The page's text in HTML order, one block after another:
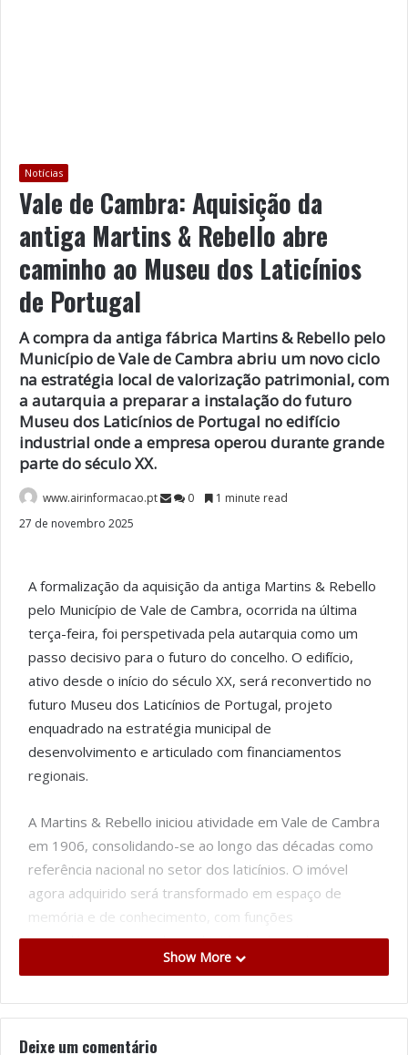
Notícias
Vale de Cambra: Aquisição da
antiga Martins & Rebello abre
caminho ao Museu dos Laticínios
de Portugal
A compra da antiga fábrica Martins & Rebello pelo
Município de Vale de Cambra abriu um novo ciclo
na estratégia local de valorização patrimonial, com
a autarquia a preparar a instalação do futuro
Museu dos Laticínios de Portugal no edifício
industrial onde a empresa operou durante grande
parte do século XX.
www.airinformacao.pt 0
1 minute read
27 de novembro 2025
A formalização da aquisição da antiga Martins & Rebello
pelo Município de Vale de Cambra, ocorrida na última
terça-feira, foi perspetivada pela autarquia como um
passo decisivo para o futuro do concelho. O edifício,
ativo desde o início do século XX, será reconvertido no
futuro Museu dos Laticínios de Portugal, projeto
enquadrado na estratégia municipal de
desenvolvimento e articulado com financiamentos
regionais.
A Martins & Rebello iniciou atividade em Vale de Cambra
em 1906, consolidando-se ao longo das décadas como
referência nacional no setor dos laticínios. O imóvel
agora adquirido será transformado em espaço de
memória e de conhecimento, com funções
museológicas centradas na história industrial, na
educação patrimonial e na dinamização cultural. A
Show More
Deixe um comentário